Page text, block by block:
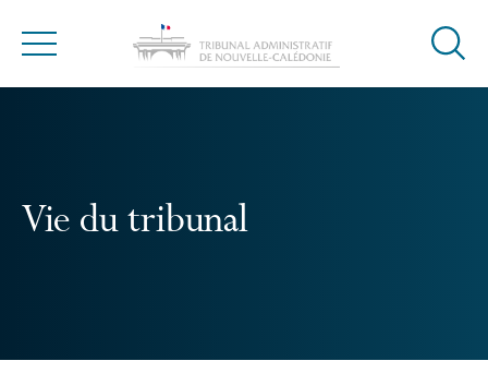
Menu
Ouvrir
Vie du tribunal